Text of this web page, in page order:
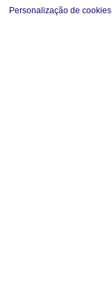
Personalização de cookies